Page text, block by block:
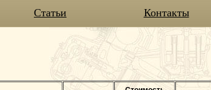
Статьи Контакты